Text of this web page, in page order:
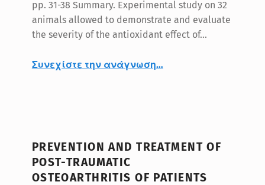
pp. 31-38 Summary. Experimental study on 32
animals allowed to demonstrate and evaluate
the severity of the antioxidant effect of…
Συνεχίστε την ανάγνωση…
PREVENTION AND TREATMENT OF
POST-TRAUMATIC
OSTEOARTHRITIS OF PATIENTS